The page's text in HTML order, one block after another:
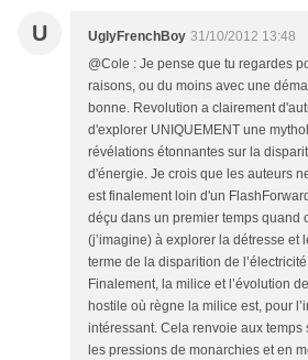
U UglyFrenchBoy 31/10/2012 13:48
@Cole : Je pense que tu regardes
raisons, ou du moins avec une
bonne. Revolution a clairement
d'explorer UNIQUEMENT une
révélations étonnantes sur la
d'énergie. Je crois que les auteurs
est finalement loin d'un
déçu dans un premier temps quand
(j’imagine) à explorer la détresse et
terme de la disparition de
Finalement, la milice et l’évolution
hostile où règne la milice est, pour
intéressant. Cela renvoie aux temps
les pressions de monarchies et en